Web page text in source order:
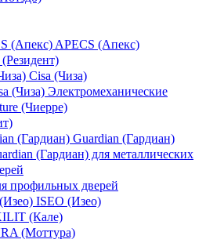
APECS (Апекс)
Cisa (Чиза)
(Чиза) Электромеханические
(Чиерре)
Guardian (Гардиан)
(Гардиан) для металлических
профильных дверей
ISEO (Изео)
(Кале)
(Моттура)